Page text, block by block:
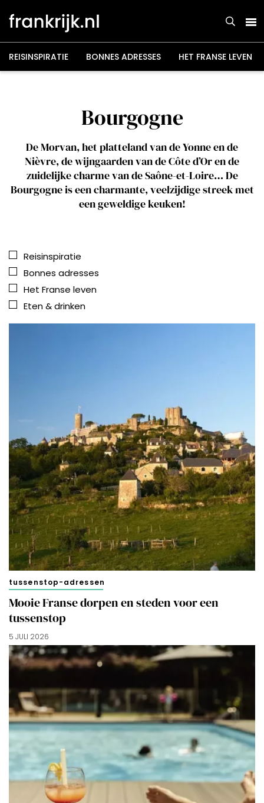
naar
inhoud
REISINSPIRATIE BONNES ADRESSES HET FRANSE LEVEN
Bourgogne
De Morvan, het platteland van de Yonne en de
Nièvre, de wijngaarden van de Côte d’Or en de
zuidelijke charme van de Saône-et-Loire… De
Bourgogne is een charmante, veelzijdige streek met
een geweldige keuken!
Reisinspiratie
Bonnes adresses
Het Franse leven
Eten & drinken
tussenstop-adressen
Mooie Franse dorpen en steden voor een
tussenstop
5 JULI 2026